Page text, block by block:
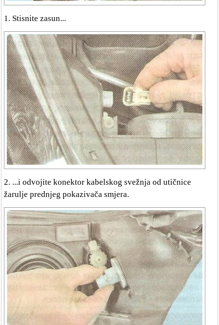
1. Stisnite zasun...
2. ...i odvojite konektor kabelskog svežnja od utičnice
žarulje prednjeg pokazivača smjera.